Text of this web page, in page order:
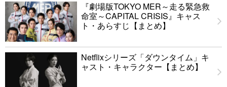
『劇場版TOKYO MER～走る緊急救
命室～CAPITAL CRISIS』キャス
ト・あらすじ【まとめ】
Netflixシリーズ「ダウンタイム」キ
ャスト・キャラクター【まとめ】